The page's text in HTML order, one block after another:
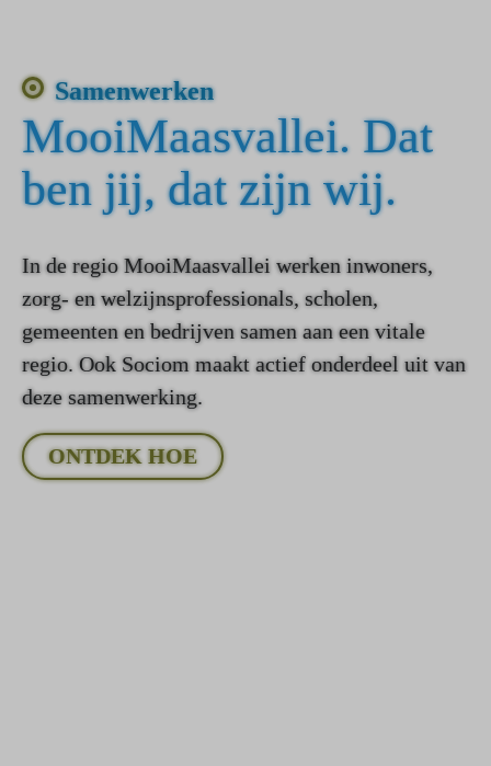
Samenwerken
MooiMaasvallei. Dat
ben jij, dat zijn wij.
In de regio MooiMaasvallei werken inwoners,
zorg- en welzijnsprofessionals, scholen,
gemeenten en bedrijven samen aan een vitale
regio. Ook Sociom maakt actief onderdeel uit van
deze samenwerking.
ONTDEK HOE